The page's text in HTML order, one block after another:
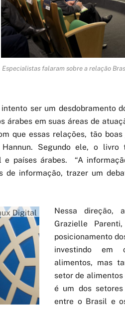
Especialistas falaram sobre a relação
ser um desdobramento
em suas áreas de
que essas relações, tão
Hannun. Segundo ele, o
e países árabes. “A
de informação, trazer um
Digital
Nessa direção,
Grazielle
posicionamento
investindo em
alimentos, mas
setor de alimentos
é um dos
entre o Brasil e